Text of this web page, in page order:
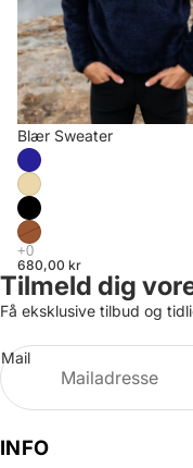
Udsalg
Blær Sweater
680,00 kr
Tilmeld dig
Få eksklusive tilbud og
Mail
INFO